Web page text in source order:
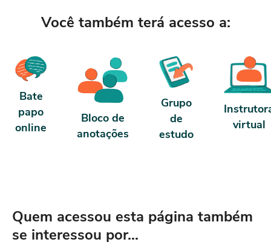
Você também terá acesso a:
Bate
papo
online
Bloco de
anotações
Grupo
de
estudo
virtual
Quem acessou esta página também
se interessou por...